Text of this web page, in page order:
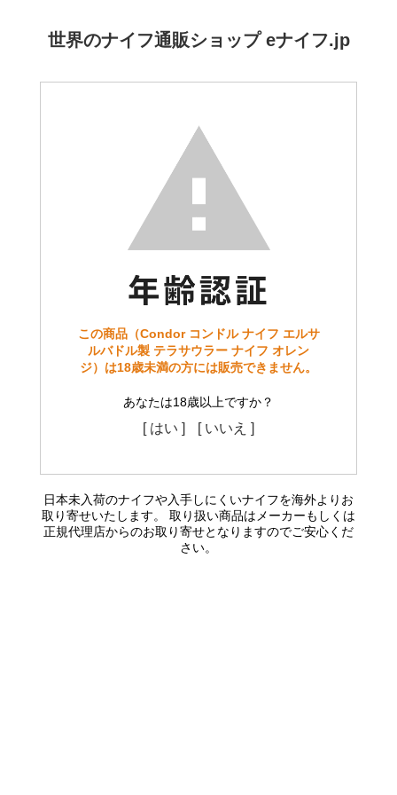
世界のナイフ通販ショップ eナイフ.jp
この商品（Condor コンドル ナイフ エルサ
ルバドル製 テラサウラー ナイフ オレン
ジ）は18歳未満の方には販売できません。
あなたは18歳以上ですか？
[ はい ] [ いいえ ]
日本未入荷のナイフや入手しにくいナイフを海外よりお
取り寄せいたします。 取り扱い商品はメーカーもしくは
正規代理店からのお取り寄せとなりますのでご安心くだ
さい。